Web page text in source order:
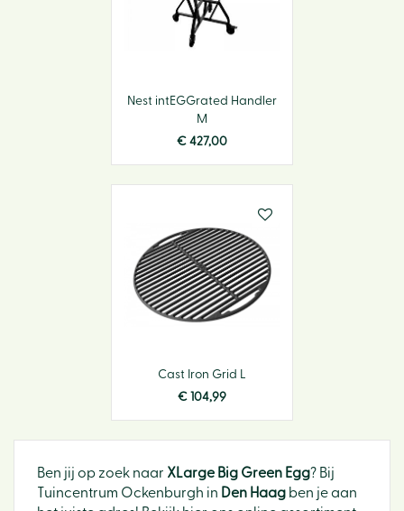
Nest intEGGrated Handler
M
€ 427,00
Cast Iron Grid L
€ 104,99
Ben jij op zoek naar XLarge Big Green Egg? Bij
Tuincentrum Ockenburgh in Den Haag ben je aan